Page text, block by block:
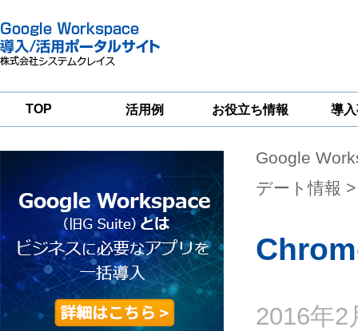
TOP 活用例 お役立ち情報
一
導
グループウェア
移行支援
Google
Workspace
セキュリティ
対策サービス
Google
デート情報
2016年2